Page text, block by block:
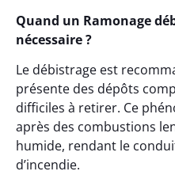
Quand un Ramonage
nécessaire ?
Le débistrage est
présente des dépôts
difficiles à retirer. Ce
après des combustions
humide, rendant le
d’incendie.